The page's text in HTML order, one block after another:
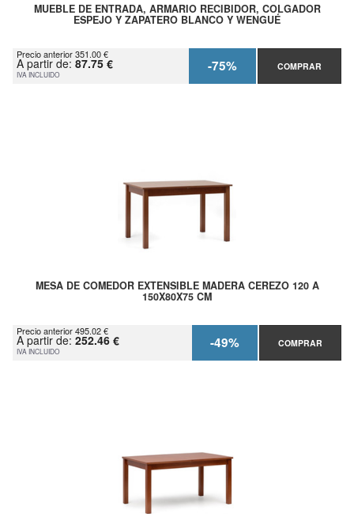
MUEBLE DE ENTRADA, ARMARIO RECIBIDOR, COLGADOR
ESPEJO Y ZAPATERO BLANCO Y WENGUÉ
Precio anterior 351.00 €
A partir de: 87.75 €
IVA INCLUIDO -75% COMPRAR
MESA DE COMEDOR EXTENSIBLE MADERA CEREZO 120 A
150X80X75 CM
Precio anterior 495.02 €
A partir de: 252.46 €
IVA INCLUIDO -49% COMPRAR